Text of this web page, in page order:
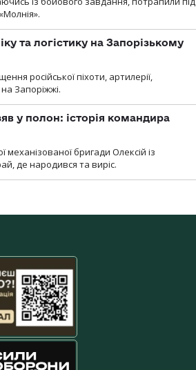
та логістику на Запорізькому
російської піхоти, артилерії,
Запоріжжі.
у полон: історія командира
механізованої бригади Олексій із
де народився та виріс.